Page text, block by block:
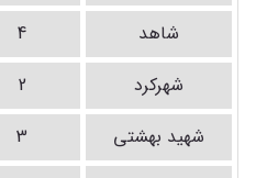
شاهد 4
شهرکرد
2
شهید بهشتی
3